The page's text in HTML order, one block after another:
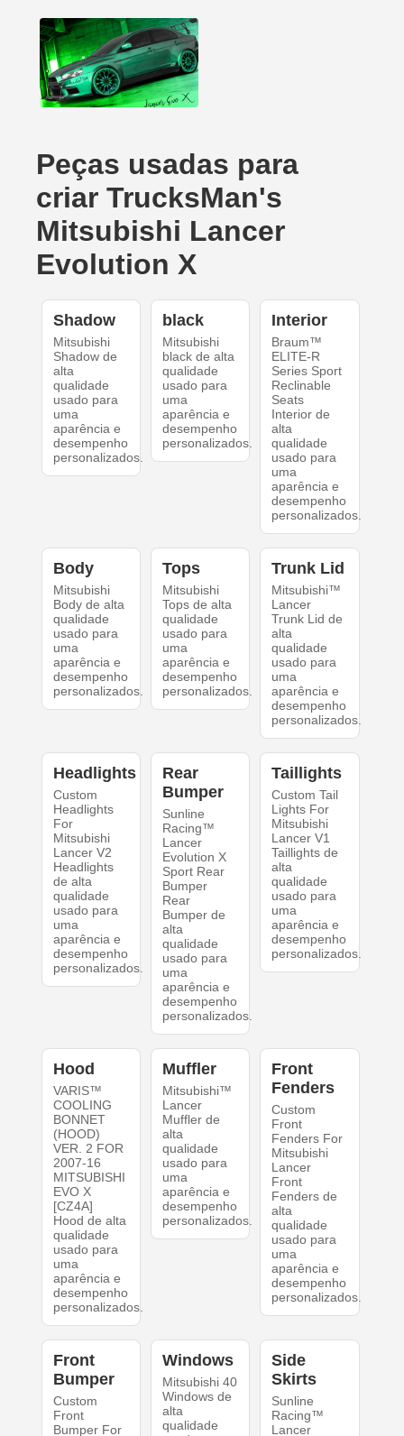
Peças usadas para
criar TrucksMan's
Mitsubishi Lancer
Evolution X
Shadow
Mitsubishi
Shadow de
alta
qualidade
usado para
uma
aparência e
desempenho
personalizados.
black
Mitsubishi
black de alta
qualidade
usado para
uma
aparência e
desempenho
personalizados.
Interior
Braum™
ELITE-R
Series Sport
Reclinable
Seats
Interior de
alta
qualidade
usado para
uma
aparência e
desempenho
personalizados.
Body
Mitsubishi
Body de alta
qualidade
usado para
uma
aparência e
desempenho
personalizados.
Tops
Mitsubishi
Tops de alta
qualidade
usado para
uma
aparência e
desempenho
personalizados.
Trunk Lid
Mitsubishi™
Lancer
Trunk Lid de
alta
qualidade
usado para
uma
aparência e
desempenho
personalizados.
Headlights
Custom
Headlights
For
Mitsubishi
Lancer V2
Headlights
de alta
qualidade
usado para
uma
aparência e
desempenho
personalizados.
Rear
Bumper
Sunline
Racing™
Lancer
Evolution X
Sport Rear
Bumper
Rear
Bumper de
alta
qualidade
usado para
uma
aparência e
desempenho
personalizados.
Taillights
Custom Tail
Lights For
Mitsubishi
Lancer V1
Taillights de
alta
qualidade
usado para
uma
aparência e
desempenho
personalizados.
Hood
VARIS™
COOLING
BONNET
(HOOD)
VER. 2 FOR
2007-16
MITSUBISHI
EVO X
[CZ4A]
Hood de alta
qualidade
usado para
uma
aparência e
desempenho
personalizados.
Muffler
Mitsubishi™
Lancer
Muffler de
alta
qualidade
usado para
uma
aparência e
desempenho
personalizados.
Front
Fenders
Custom
Front
Fenders For
Mitsubishi
Lancer
Front
Fenders de
alta
qualidade
usado para
uma
aparência e
desempenho
personalizados.
Front
Bumper
Custom
Front
Bumper For
Windows
Mitsubishi 40
Windows de
alta
qualidade
Side
Skirts
Sunline
Racing™
Lancer